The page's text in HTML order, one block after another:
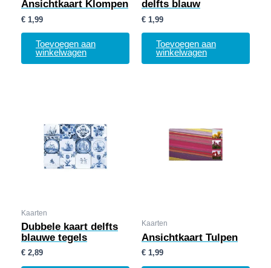
Ansichtkaart Klompen
€ 1,99
Toevoegen aan
winkelwagen
delfts blauw
€ 1,99
Toevoegen aan
winkelwagen
Kaarten
Dubbele kaart delfts
blauwe tegels
€ 2,89
Kaarten
Ansichtkaart Tulpen
€ 1,99